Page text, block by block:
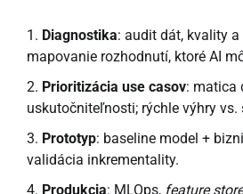
Diagnostika: audit dát, kvality
mapovanie rozhodnutí, ktoré AI
Prioritizácia use casov: matica
uskutočniteľnosti; rýchle výhry vs.
Prototyp: baseline model +
validácia inkrementality.
Produkcia: MLOps, feature store